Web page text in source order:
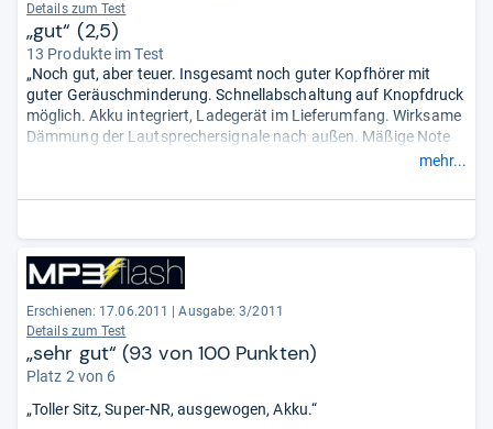
Details zum Test
„gut“ (2,5)
13 Produkte im Test
„Noch gut, aber teuer. Insgesamt noch guter Kopfhörer mit
guter Geräuschminderung. Schnellabschaltung auf Knopfdruck
möglich. Akku integriert, Ladegerät im Lieferumfang. Wirksame
Dämmung der Lautsprechersignale nach außen. Mäßige Note
für Akkulaufzeit, Passivbetrieb ohne Geräuschminderung nicht
mehr...
Erschienen: 17.06.2011
Ausgabe: 3/2011
Details zum Test
„sehr gut“ (93 von 100 Punkten)
Platz 2 von 6
„Toller Sitz, Super-NR, ausgewogen, Akku.“